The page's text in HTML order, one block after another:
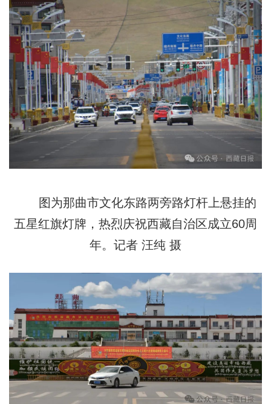
图为那曲市文化东路两旁路灯杆上悬挂的
五星红旗灯牌，热烈庆祝西藏自治区成立60周
年。记者 汪纯 摄